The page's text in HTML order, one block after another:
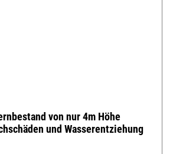
von nur 4m Höhe
und Wasserentziehung